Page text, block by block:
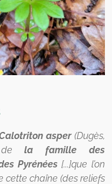
asper(Dugès,
la famille des
Pyrénées [...]que l’on
cette chaîne (des reliefs